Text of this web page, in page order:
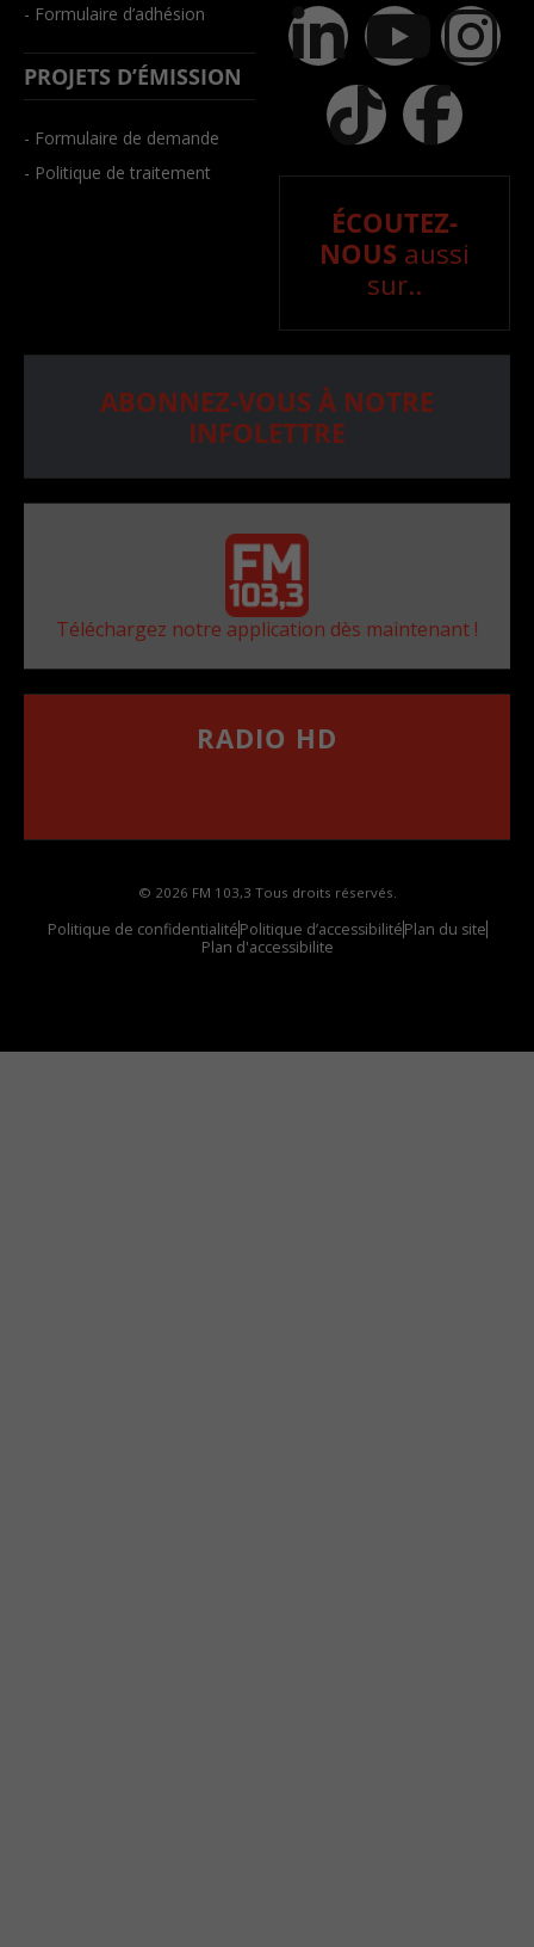
- Formulaire d’adhésion
PROJETS D’ÉMISSION
- Formulaire de demande
- Politique de traitement
ÉCOUTEZ-
NOUS aussi
sur..
ABONNEZ-VOUS À NOTRE
INFOLETTRE
Téléchargez notre application dès maintenant !
RADIO HD
© 2026 FM 103,3 Tous droits réservés.
Politique de confidentialitéPolitique d’accessibilitéPlan du site
Plan d'accessibilite